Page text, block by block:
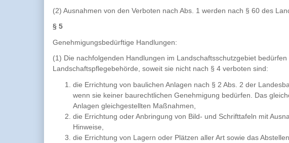
(2) Ausnahmen von den Verboten nach Abs. 1 werden nach § 60 des
§ 5
Genehmigungsbedürftige Handlungen:
(1) Die nachfolgenden Handlungen im Landschaftsschutzgebiet
Landschaftspflegebehörde, soweit sie nicht nach § 4 verboten sind:
die Errichtung von baulichen Anlagen nach § 2 Abs. 2 der
wenn sie keiner baurechtlichen Genehmigung bedürfen. Das
Anlagen gleichgestellten Maßnahmen,
die Errichtung oder Anbringung von Bild- und Schrifttafeln mit
Hinweise,
die Errichtung von Lagern oder Plätzen aller Art sowie das